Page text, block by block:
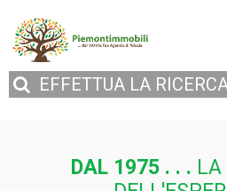
EFFETTUA LA
DAL 1975 . . .